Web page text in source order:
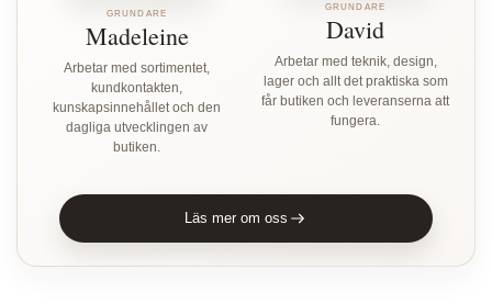
GRUNDARE
Madeleine
Arbetar med sortimentet,
kundkontakten,
kunskapsinnehållet och den
dagliga utvecklingen av
butiken.
GRUNDARE
David
Arbetar med teknik, design,
lager och allt det praktiska som
får butiken och leveranserna att
fungera.
Läs mer om oss